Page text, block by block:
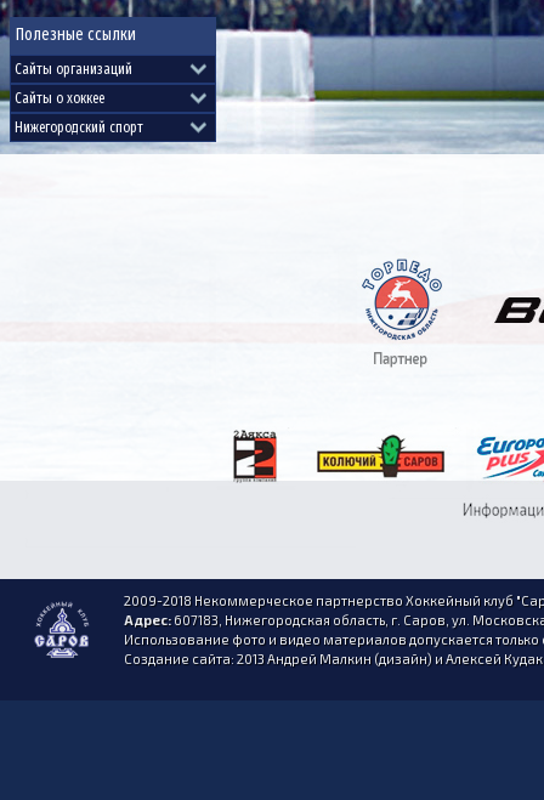
Полезные ссылки
2009-2018 Некоммерческое партнерство Хоккейный клуб
Адрес:607183, Нижегородская область, г. Саров, ул.
Использование фото и видео материалов допускается
Создание сайта: 2013 Андрей Малкин (дизайн) и Алексей